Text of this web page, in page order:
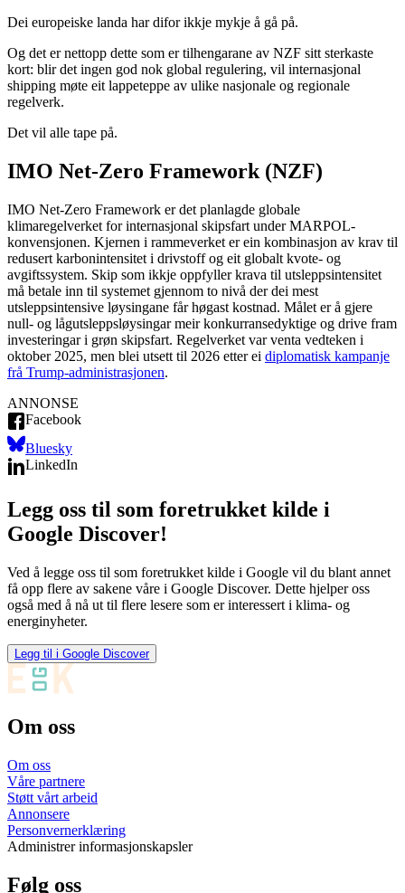
Dei europeiske landa har difor ikkje mykje å gå på.
Og det er nettopp dette som er tilhengarane av NZF sitt sterkaste
kort: blir det ingen god nok global regulering, vil internasjonal
shipping møte eit lappeteppe av ulike nasjonale og regionale
regelverk.
Det vil alle tape på.
IMO Net-Zero Framework (NZF)
IMO Net-Zero Framework er det planlagde globale
klimaregelverket for internasjonal skipsfart under MARPOL-
konvensjonen. Kjernen i rammeverket er ein kombinasjon av krav til
redusert karbonintensitet i drivstoff og eit globalt kvote- og
avgiftssystem. Skip som ikkje oppfyller krava til utsleppsintensitet
må betale inn til systemet gjennom to nivå der dei mest
utsleppsintensive løysingane får høgast kostnad. Målet er å gjere
null- og lågutsleppsløysingar meir konkurransedyktige og drive fram
investeringar i grøn skipsfart. Regelverket var venta vedteken i
oktober 2025, men blei utsett til 2026 etter ei diplomatisk kampanje
frå Trump-administrasjonen.
ANNONSE
Facebook
Bluesky
LinkedIn
Legg oss til som foretrukket kilde i
Google Discover!
Ved å legge oss til som foretrukket kilde i Google vil du blant annet
få opp flere av sakene våre i Google Discover. Dette hjelper oss
også med å nå ut til flere lesere som er interessert i klima- og
energinyheter.
Legg til i Google Discover
Om oss
Om oss
Våre partnere
Støtt vårt arbeid
Annonsere
Personvernerklæring
Administrer informasjonskapsler
Følg oss